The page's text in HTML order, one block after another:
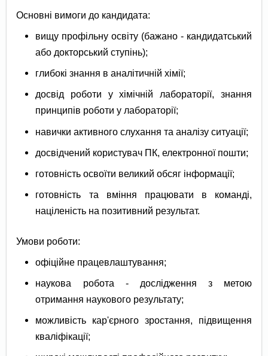
Основні вимоги до кандидата:
вищу профільну освіту (бажано - кандидатський
або докторський ступінь);
глибокі знання в аналітичній хімії;
досвід роботи у хімічній лабораторії, знання
принципів роботи у лабораторії;
навички активного слухання та аналізу ситуації;
досвідчений користувач ПК, електронної пошти;
готовність освоїти великий обсяг інформації;
готовність та вміння працювати в команді,
націленість на позитивний результат.
Умови роботи:
офіційне працевлаштування;
наукова робота - дослідження з метою
отримання наукового результату;
можливість кар'єрного зростання, підвищення
кваліфікації;